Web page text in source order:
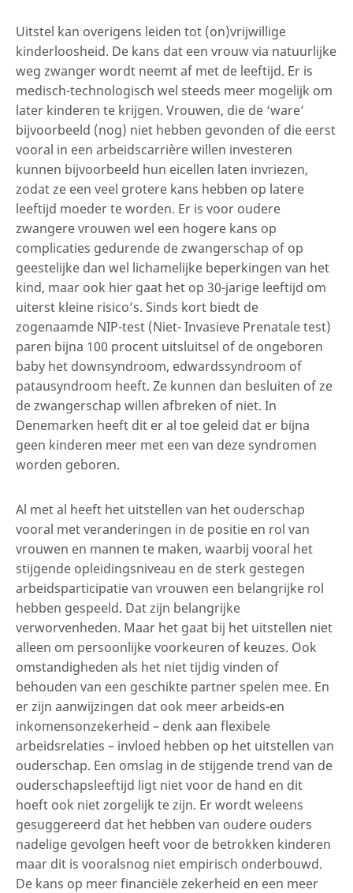
Uitstel kan overigens leiden tot (on)vrijwillige
kinderloosheid. De kans dat een vrouw via natuurlijke
weg zwanger wordt neemt af met de leeftijd. Er is
medisch-technologisch wel steeds meer mogelijk om
later kinderen te krijgen. Vrouwen, die de ‘ware’
bijvoorbeeld (nog) niet hebben gevonden of die eerst
vooral in een arbeidscarrière willen investeren
kunnen bijvoorbeeld hun eicellen laten invriezen,
zodat ze een veel grotere kans hebben op latere
leeftijd moeder te worden. Er is voor oudere
zwangere vrouwen wel een hogere kans op
complicaties gedurende de zwangerschap of op
geestelijke dan wel lichamelijke beperkingen van het
kind, maar ook hier gaat het op 30-jarige leeftijd om
uiterst kleine risico’s. Sinds kort biedt de
zogenaamde NIP-test (Niet- Invasieve Prenatale test)
paren bijna 100 procent uitsluitsel of de ongeboren
baby het downsyndroom, edwardssyndroom of
patausyndroom heeft. Ze kunnen dan besluiten of ze
de zwangerschap willen afbreken of niet. In
Denemarken heeft dit er al toe geleid dat er bijna
geen kinderen meer met een van deze syndromen
worden geboren.
Al met al heeft het uitstellen van het ouderschap
vooral met veranderingen in de positie en rol van
vrouwen en mannen te maken, waarbij vooral het
stijgende opleidingsniveau en de sterk gestegen
arbeidsparticipatie van vrouwen een belangrijke rol
hebben gespeeld. Dat zijn belangrijke
verworvenheden. Maar het gaat bij het uitstellen niet
alleen om persoonlijke voorkeuren of keuzes. Ook
omstandigheden als het niet tijdig vinden of
behouden van een geschikte partner spelen mee. En
er zijn aanwijzingen dat ook meer arbeids-en
inkomensonzekerheid – denk aan flexibele
arbeidsrelaties – invloed hebben op het uitstellen van
ouderschap. Een omslag in de stijgende trend van de
ouderschapsleeftijd ligt niet voor de hand en dit
hoeft ook niet zorgelijk te zijn. Er wordt weleens
gesuggereerd dat het hebben van oudere ouders
nadelige gevolgen heeft voor de betrokken kinderen
maar dit is vooralsnog niet empirisch onderbouwd.
De kans op meer financiële zekerheid en een meer